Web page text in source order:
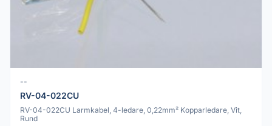
--
RV-04-022CU
RV-04-022CU Larmkabel, 4-ledare, 0,22mm² Kopparledare, Vit,
Rund